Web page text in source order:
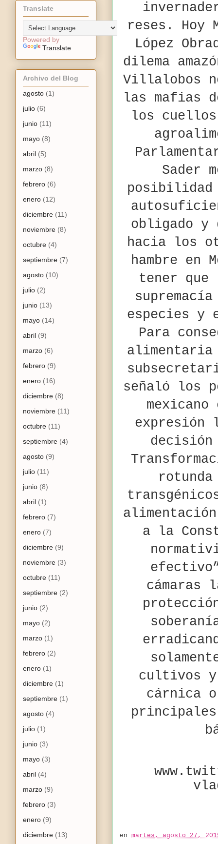
reses. Hoy
López
dilema
Villalobos
las mafias
los
Sader
posibilidad
obligado y
hacia los
hambre en
tener
especies y
Para
alimentaria
señaló los
expresión
a la
cultivos
cárnica
principales
en martes, agosto 27,
Translate
Powered by
Translate
Archivo del Blog
agosto (1)
julio (6)
junio (11)
mayo (8)
abril (5)
marzo (8)
febrero (6)
enero (12)
diciembre (11)
noviembre (8)
octubre (4)
septiembre (7)
agosto (10)
julio (2)
junio (13)
mayo (14)
abril (9)
marzo (6)
febrero (9)
enero (16)
diciembre (8)
noviembre (11)
octubre (11)
septiembre (4)
agosto (9)
julio (11)
junio (8)
abril (1)
febrero (7)
enero (7)
diciembre (9)
noviembre (3)
octubre (11)
septiembre (2)
junio (2)
mayo (2)
marzo (1)
febrero (2)
enero (1)
diciembre (1)
septiembre (1)
agosto (4)
julio (1)
junio (3)
mayo (3)
abril (4)
marzo (9)
febrero (3)
enero (9)
diciembre (13)